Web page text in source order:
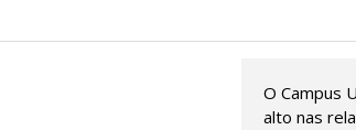
O Campus
alto nas